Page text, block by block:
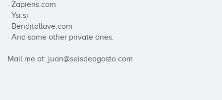
· Zapiens.com
· Ysi.si
· Benditallave.com
· And some other private ones.
Mail me at: juan@seisdeagosto.com